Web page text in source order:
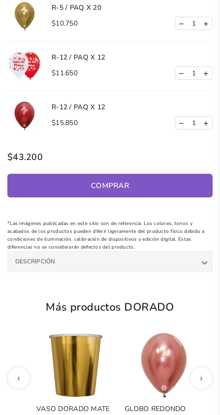
R-5 / PAQ X 20
$10.750
R-12 / PAQ X 12
$11.650
R-12 / PAQ X 12
$15.850
$43.200
COMPRAR
*Las imágenes publicadas en este sitio son de referencia. Los colores, tonos y
acabados de los productos pueden diferir ligeramente del producto físico debido a
condiciones de iluminación, calibración de dispositivos y edición digital. Estas
diferencias no se considerarán defectos del producto.
DESCRIPCIÓN
Más productos DORADO
‹
VASO DORADO MATE
GLOBO REDONDO
›